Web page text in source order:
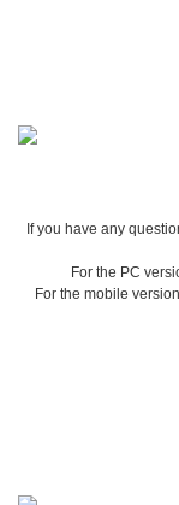
If you have any
For the PC
For the mobile